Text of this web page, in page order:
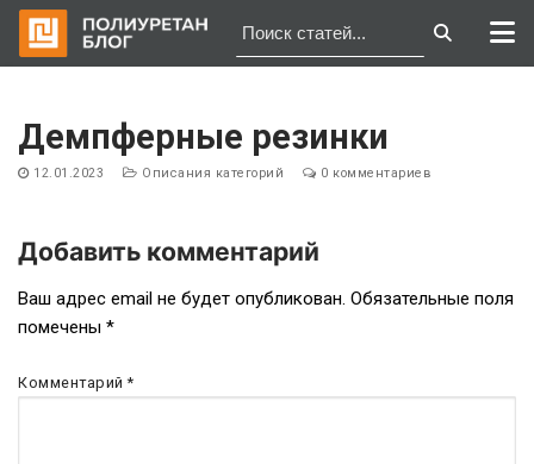
содержимому
Демпферные резинки
12.01.2023 Описания категорий 0 комментариев
Навигация
по
записям
Добавить комментарий
Ваш адрес email не будет опубликован. Обязательные поля
помечены *
Комментарий*